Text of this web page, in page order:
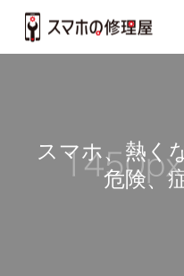
スマホ、熱く
危険、